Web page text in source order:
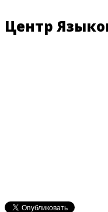
Центр